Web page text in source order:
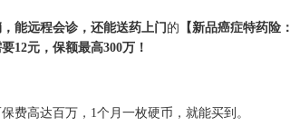
能远程会诊，还能送药上门的 【新品癌症特药险：
12元，保额最高300万！
费高达百万，1个月一枚硬币，就能买到。